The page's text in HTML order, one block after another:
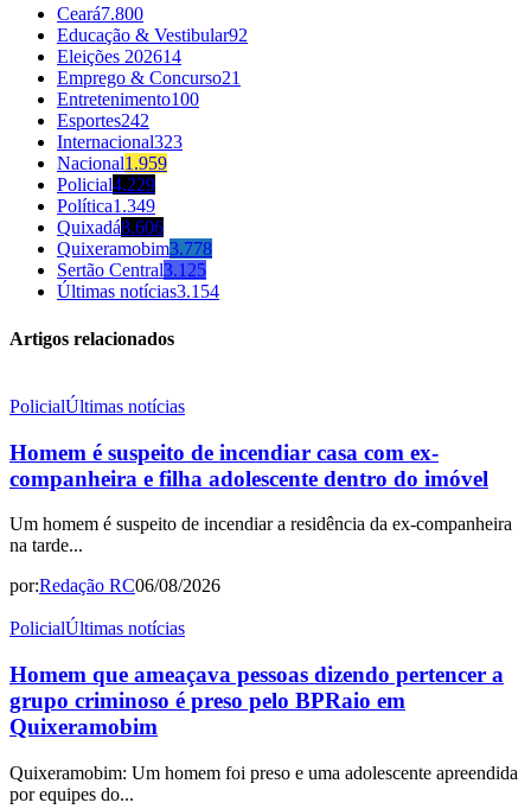
Ceará7.800
Educação & Vestibular92
Eleições 202614
Emprego & Concurso21
Entretenimento100
Esportes242
Internacional323
Nacional1.959
Policial4.229
Política1.349
Quixadá8.606
Quixeramobim3.778
Sertão Central3.125
Últimas notícias3.154
Artigos relacionados
PolicialÚltimas notícias
Homem é suspeito de incendiar casa com ex-
companheira e filha adolescente dentro do imóvel
Um homem é suspeito de incendiar a residência da ex-companheira
na tarde...
por:Redação RC06/08/2026
PolicialÚltimas notícias
Homem que ameaçava pessoas dizendo pertencer a
grupo criminoso é preso pelo BPRaio em
Quixeramobim
Quixeramobim: Um homem foi preso e uma adolescente apreendida
por equipes do...